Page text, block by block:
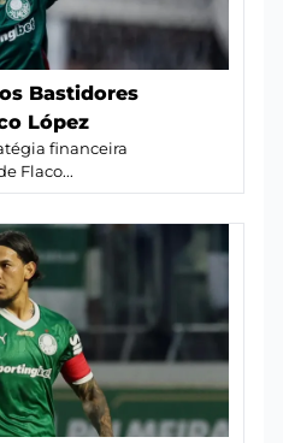
Bastidores
López
financeira
Flaco...